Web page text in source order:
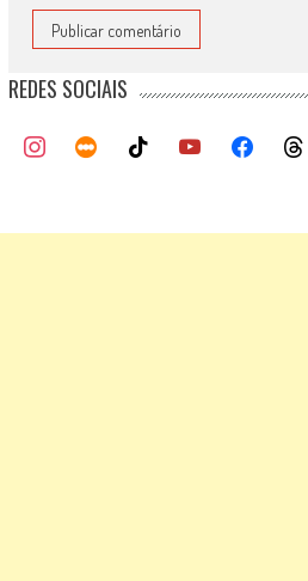
REDES SOCIAIS